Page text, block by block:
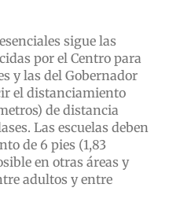
sigue las
por el Centro para
y las del Gobernador
el distanciamiento
de distancia
Las escuelas deben
de 6 pies (1,83
en otras áreas y
adultos y entre